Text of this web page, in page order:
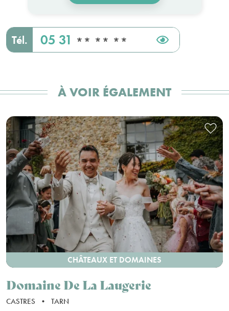
Tél. 05 31 ** ** **
À VOIR ÉGALEMENT
CHÂTEAUX ET DOMAINES
Domaine De La Laugerie
CASTRES • TARN